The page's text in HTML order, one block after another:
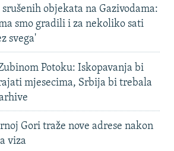
objekata na Gazivodama:
smo gradili i za nekoliko sati
svega'
Potoku: Iskopavanja bi
mjesecima, Srbija bi trebala
Gori traže nove adrese nakon
viza